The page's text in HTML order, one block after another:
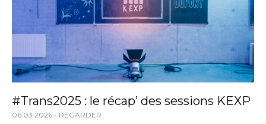
#Trans2025 : le récap’ des sessions KEXP
06.03.2026 REGARDER